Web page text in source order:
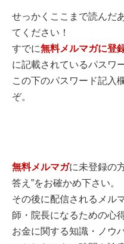
せっかくここまで読んだ
てください！
すでに無料メルマガに登
に記載されているパスワ
この下のパスワード記入
ぞ。
無料メルマガに未登録の
答え”をお確かめ下さい。
その後に配信されるメル
師・院長になるための心
お金に関する知識・ノウ